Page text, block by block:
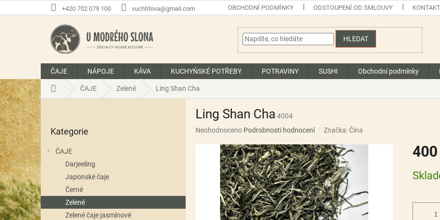
na
+420 702 079 100 vuchtrlova@gmail.com OBCHODNÍ PODMÍNKY ODSTOUPENÍ OD SMLOUVY
HLEDAT
ČAJE NÁPOJE KÁVA KUCHYŇSKÉ POTŘEBY POTRAVINY SUSHI Obchodní podmínky
Domů ČAJE Zelené Ling Shan Cha
P
o
s
t
a
n
n
í
p
a
kategorie
Kategorie
ČAJE
Darjeeling
Japonské čaje
Černé
Zelené
Zelené čaje jasmínové
Ling Shan Cha 4004
Průměrné
produktu
hvězdiček.
Neohodnoceno Podrobnosti hodnocení Značka: Čína
cena: